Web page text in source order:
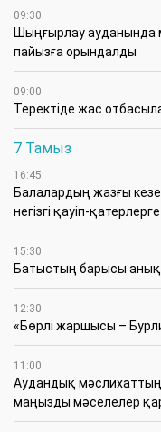
09:30
​Шыңғырлау ауданында
пайызға орындалды
09:00
​Теректіде жас
7 Тамыз
16:45
Балалардың жазғы
негізгі қауіп-
15:30
Батыстың барысы
12:30
«Бөрлі жаршысы –
11:00
Аудандық
маңызды мәселелер